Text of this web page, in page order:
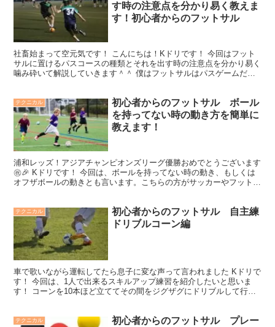
す時の注意点を分かり易く教えま
す！初心者からのフットサル
社畜始まって空元気です！ こんにちは！Kドリです！ 今回はフット
サルに置けるパスコースの種類とそれを出す時の注意点を分かり易く
噛み砕いて解説していきます＾＾ 僕はフットサルはパスゲームだと
テクニカル
初心者からのフットサル ボール
を持ってない時の動き方を簡単に
教えます！
浦和レッズ！アジアチャンピオンズリーグ優勝おめでとうございます
㊗️🎉 Kドリです！ 今回は、ボールを持ってない時の動き、もしくは
オフザボールの動きとも言います。こちらの方がサッカーやフットサ
テクニカル
初心者からのフットサル 自主練
ドリブルコーン編
車で歌いながら運転してたら息子に変な声って言われました Kドリで
す！ 今回は、1人で出来るスキルアップ練習を紹介したいと思いま
す！ コーンを10本ほど立ててその間をジグザグにドリブルして行く
テクニカル
初心者からのフットサル プレー